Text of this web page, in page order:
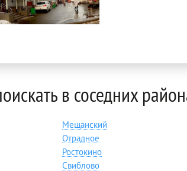
в соседних
Мещанский
Отрадное
Ростокино
Свиблово